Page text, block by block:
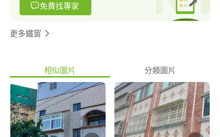
免費找專家
更多鐵窗
相似圖片 分類圖片